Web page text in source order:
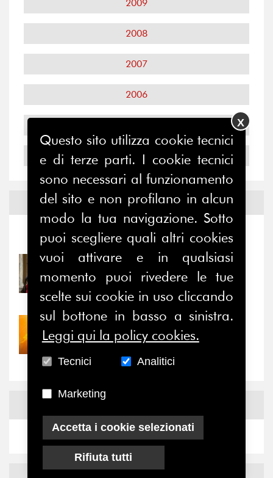
2009
2008
2007
2006
2004
Notizie edEventi
Notizie-Eventi
Prima della pausa estiva,
il valore di...
Nove anni dopo la
“grande cecità”: la...
News
Questo sito utilizza cookie tecnici
e di terze parti. I cookie tecnici
sono necessari al funzionamento
del sito e non profilano in alcun
modo la tua navigazione. Sotto
puoi scegliere quali altri cookies
vuoi attivare e in qualsiasi
momento puoi rivedere le tue
scelte sui cookie in uso cliccando
sul bottone in basso a sinistra.
Leggi qui la policy cookies.
Tecnici Analitici
Marketing
Accetta i cookie selezionati
Rifiuta tutti
X